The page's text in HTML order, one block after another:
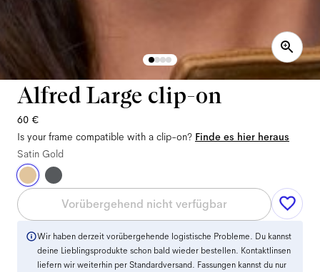
Alfred Large clip-on
60 €
Is your frame compatible with a clip-on? Finde es hier heraus
Satin Gold
Vorübergehend nicht verfügbar
Wir haben derzeit vorübergehende logistische Probleme. Du kannst
deine Lieblingsprodukte schon bald wieder bestellen. Kontaktlinsen
liefern wir weiterhin per Standardversand. Fassungen kannst du nur